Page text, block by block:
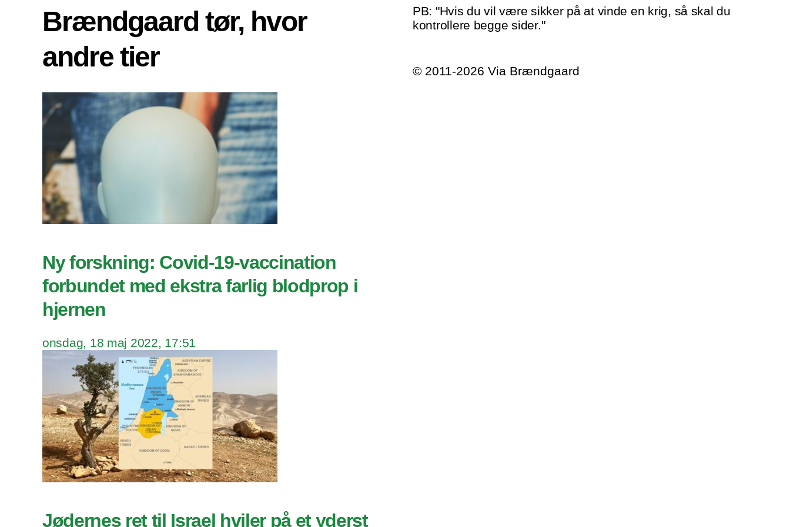
Brændgaard tør, hvor
andre tier
Ny forskning: Covid-19-vaccination
forbundet med ekstra farlig blodprop i
hjernen
onsdag, 18 maj 2022, 17:51
Jødernes ret til Israel hviler på et yderst
PB: "Hvis du vil være sikker på at vinde en krig, så skal du
kontrollere begge sider."
© 2011-2026 Via Brændgaard